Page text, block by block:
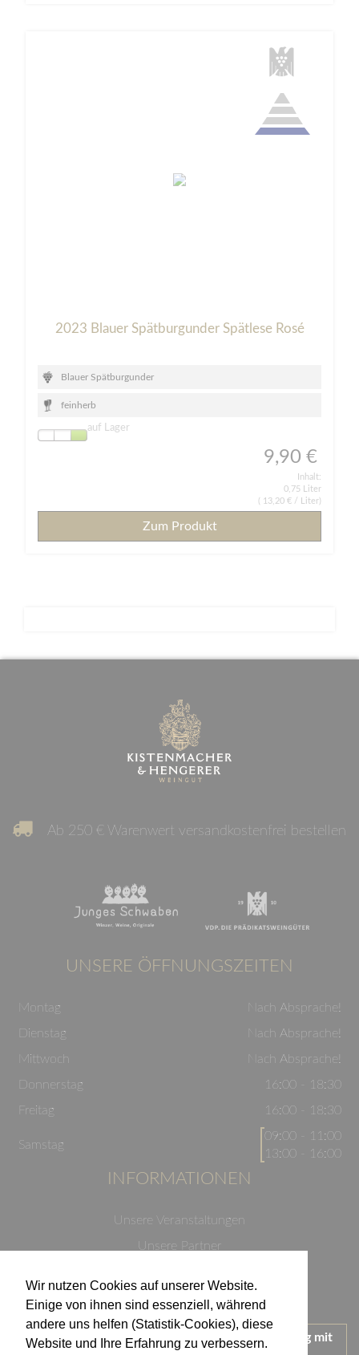
Wir nutzen Cookies auf unserer Website.
Einige von ihnen sind essenziell, während
andere uns helfen (Statistik-Cookies), diese
Website und Ihre Erfahrung zu verbessern.
2023 Blauer Spätburgunder Spätlese Rosé
Blauer Spätburgunder
feinherb
auf Lager
9,90 €
Inhalt:
0,75 Liter
13,20 € / Liter)
Zum Produkt
Ab 250 € Warenwert versandkostenfrei bestellen
UNSERE ÖFFNUNGSZEITEN
Montag
Nach Absprache!
Dienstag
Nach Absprache!
Mittwoch
Nach Absprache!
Donnerstag
16:00 - 18:30
Freitag
16:00 - 18:30
Samstag
09:00 - 11:00
13:00 - 16:00
INFORMATIONEN
Unsere Veranstaltungen
Unsere Partner
Impressum
Wir treten für einen verantwortungsvollen Umgang mit